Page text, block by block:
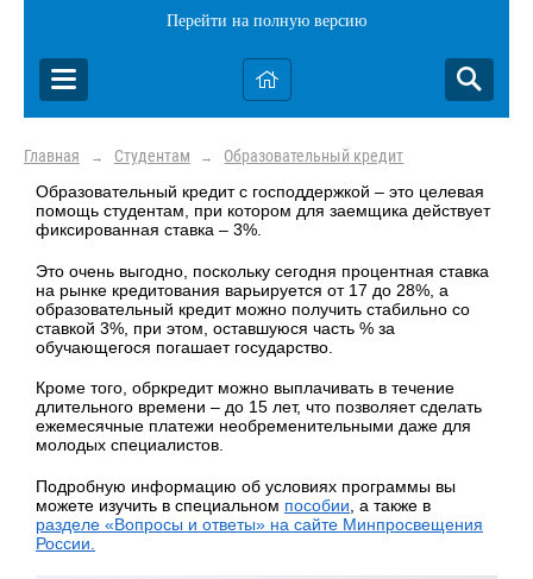
Перейти на полную версию
Главная → Студентам → Образовательный кредит
Образовательный кредит с господдержкой – это целевая
помощь студентам, при котором для заемщика действует
фиксированная ставка – 3%.
Это очень выгодно, поскольку сегодня процентная ставка
на рынке кредитования варьируется от 17 до 28%, а
образовательный кредит можно получить стабильно со
ставкой 3%, при этом, оставшуюся часть % за
обучающегося погашает государство.
Кроме того, обркредит можно выплачивать в течение
длительного времени – до 15 лет, что позволяет сделать
ежемесячные платежи необременительными даже для
молодых специалистов.
Подробную информацию об условиях программы вы
можете изучить в специальном пособии , а также в
разделе «Вопросы и ответы» на сайте Минпросвещения
России.